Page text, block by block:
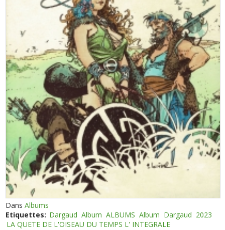
DansAlbums
Etiquettes: Dargaud Album ALBUMS Album Dargaud 2023
LA QUETE DE L'OISEAU DU TEMPS L' INTEGRALE